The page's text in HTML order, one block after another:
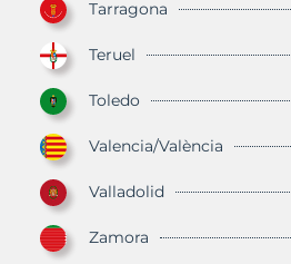
Tarragona
Teruel
Toledo
Valencia/València
Valladolid
Zamora